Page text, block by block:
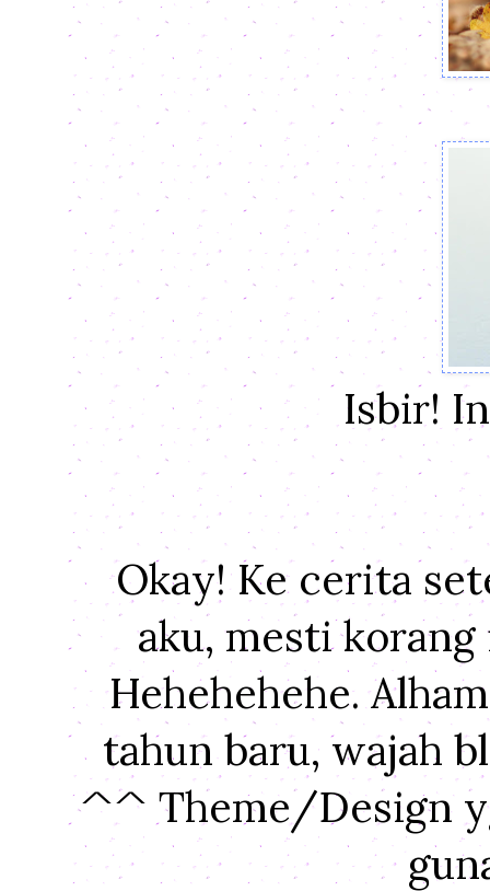
Isbir!
Okay! Ke cerita
aku, mesti korang
Hehehehehe.
tahun baru, wajah
^^ Theme/Design